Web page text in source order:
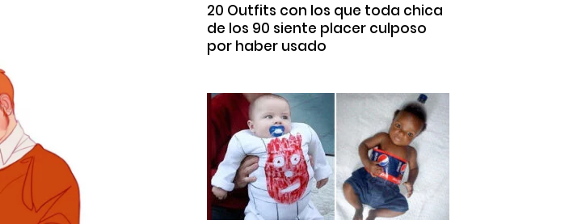
20 Outfits con los que toda chica
de los 90 siente placer culposo
por haber usado